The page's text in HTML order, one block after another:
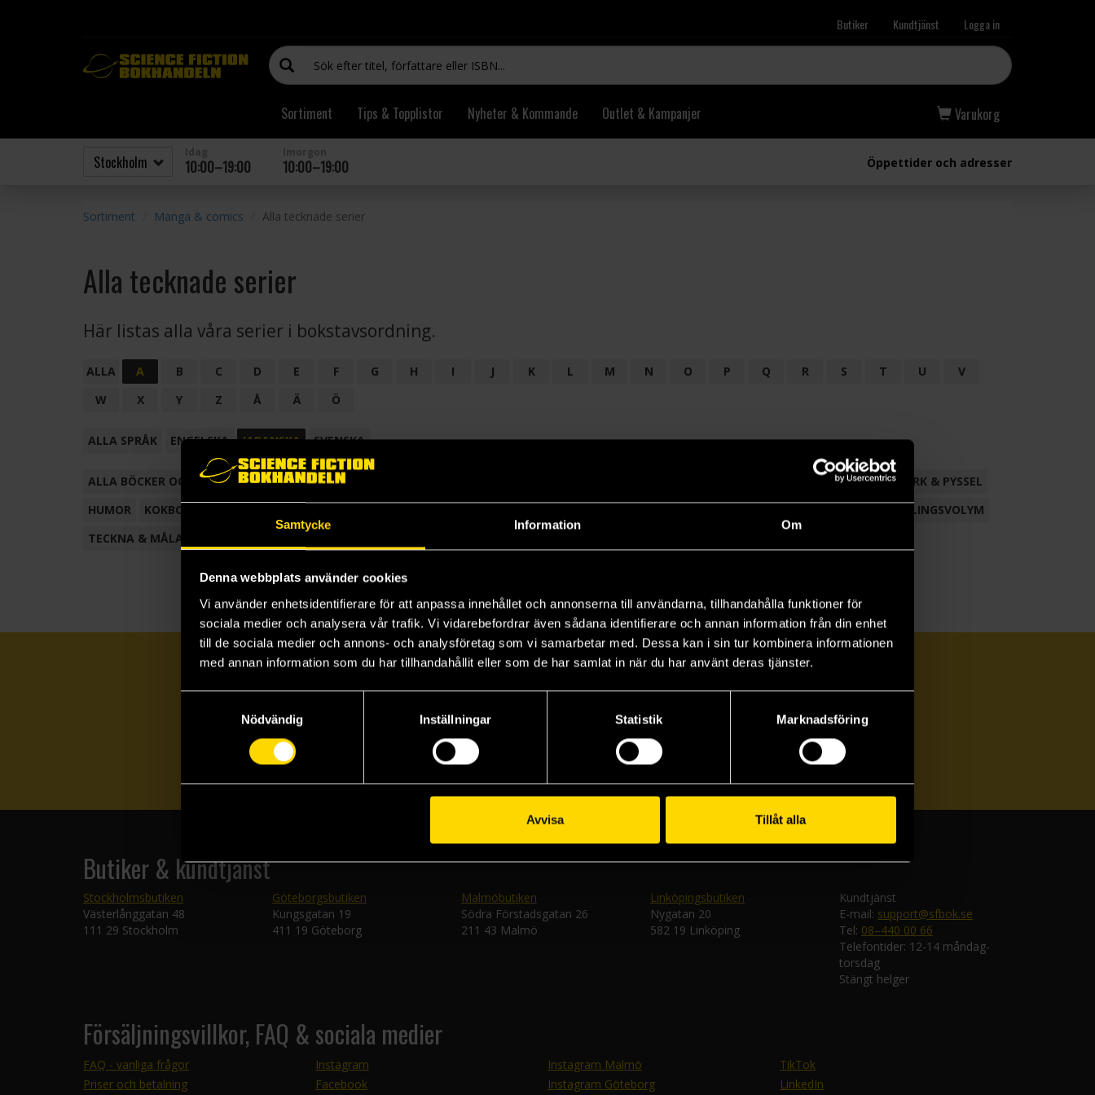
Samtycke Information Om
Denna webbplats använder cookies
Vi använder enhetsidentifierare för att anpassa innehållet och annonserna till användarna, tillhandahålla funktioner för
sociala medier och analysera vår trafik. Vi vidarebefordrar även sådana identifierare och annan information från din enhet
till de sociala medier och annons- och analysföretag som vi samarbetar med. Dessa kan i sin tur kombinera informationen
med annan information som du har tillhandahållit eller som de har samlat in när du har använt deras tjänster.
Nödvändig
Inställningar Statistik Marknadsföring
Avvisa Tillåt alla
Butiker Kundtjänst Logga in
Sortiment Tips & Topplistor Nyheter & Kommande Outlet & Kampanjer Varukorg
10:00–19:00 10:00–19:00 Öppettider och adresser
Sortiment Manga & comics Alla tecknade serier
Alla tecknade serier
Här listas alla våra serier i bokstavsordning.
ALLA A B C D E F G H I J K L M N O P Q R S T U
V
W
X Y Z Å Ä Ö
ALLA SPRÅK ENGELSKA JAPANSKA SVENSKA
ALLA BÖCKER OCH TECKNADE SERIER ANTOLOGI FACKLITTERATUR
HANTVERK & PYSSEL
HUMOR
KOKBOK
SAMLINGSVOLYM
TECKNA & MÅLA
Prenumerera på vårt nyhetsbrev
Butiker & kundtjänst
Stockholmsbutiken
Västerlånggatan 48
111 29 Stockholm
Göteborgsbutiken
Kungsgatan 19
411 19 Göteborg
Malmöbutiken
Södra Förstadsgatan 26
211 43 Malmö
Linköpingsbutiken
Nygatan 20
582 19 Linköping
Kundtjänst
E-mail: support@sfbok.se
Tel: 08–440 00 66
Telefontider: 12-14 måndag-
torsdag
Stängt helger
Försäljningsvillkor, FAQ & sociala medier
FAQ - vanliga frågor
Priser och betalning
Instagram
Facebook
Instagram Malmö
Instagram Göteborg
TikTok
LinkedIn